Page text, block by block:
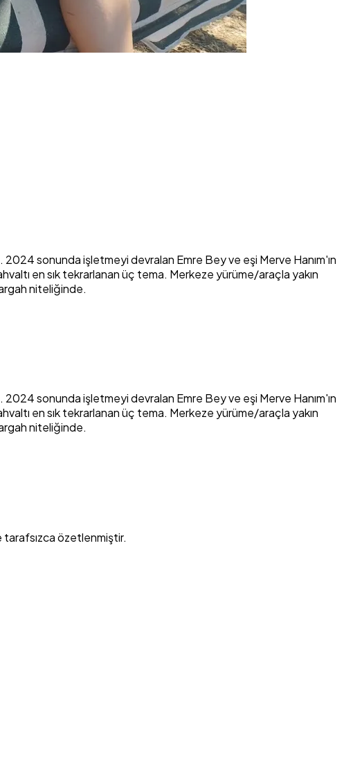
2024 sonunda işletmeyi devralan Emre Bey ve eşi Merve Hanım'ın
en sık tekrarlanan üç tema. Merkeze yürüme/araçla yakın
niteliğinde.
2024 sonunda işletmeyi devralan Emre Bey ve eşi Merve Hanım'ın
en sık tekrarlanan üç tema. Merkeze yürüme/araçla yakın
niteliğinde.
özetlenmiştir.